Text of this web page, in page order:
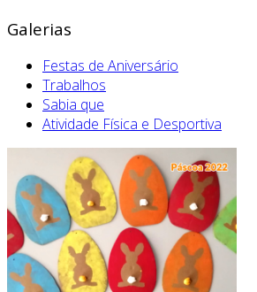
Galerias
Festas de Aniversário
Trabalhos
Sabia que
Atividade Física e Desportiva